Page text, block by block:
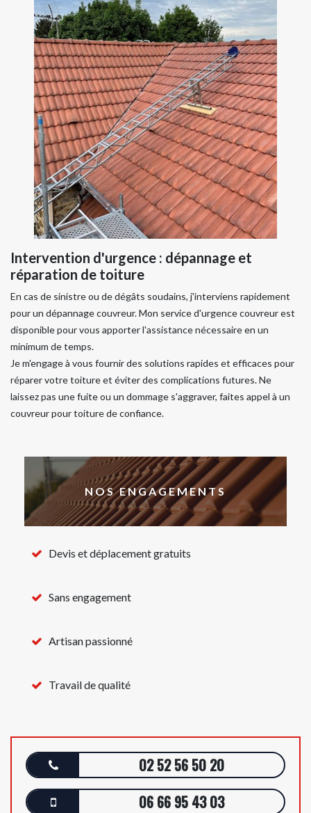
Intervention d'urgence : dépannage et
réparation de toiture
En cas de sinistre ou de dégâts soudains, j'interviens rapidement
pour un dépannage couvreur. Mon service d'urgence couvreur est
disponible pour vous apporter l'assistance nécessaire en un
minimum de temps.
Je m'engage à vous fournir des solutions rapides et efficaces pour
réparer votre toiture et éviter des complications futures. Ne
laissez pas une fuite ou un dommage s'aggraver, faites appel à un
couvreur pour toiture de confiance.
NOS ENGAGEMENTS
Devis et déplacement gratuits
Sans engagement
Artisan passionné
Travail de qualité
02 52 56 50 20
06 66 95 43 03